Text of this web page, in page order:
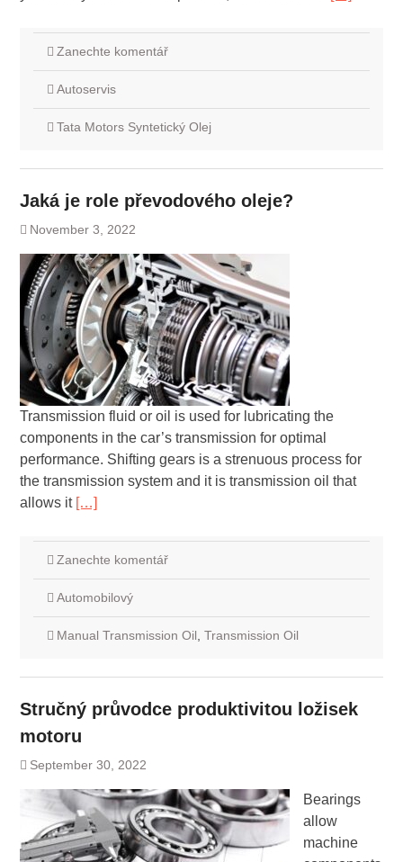
Zanechte komentář
Autoservis
Tata Motors Syntetický Olej
Jaká je role převodového oleje?
November 3, 2022
Transmission fluid or oil is used for lubricating the
components in the car’s transmission for optimal
performance. Shifting gears is a strenuous process for
the transmission system and it is transmission oil that
allows it […]
Zanechte komentář
Automobilový
Manual Transmission Oil, Transmission Oil
Stručný průvodce produktivitou ložisek
motoru
September 30, 2022
Bearings
allow
machine